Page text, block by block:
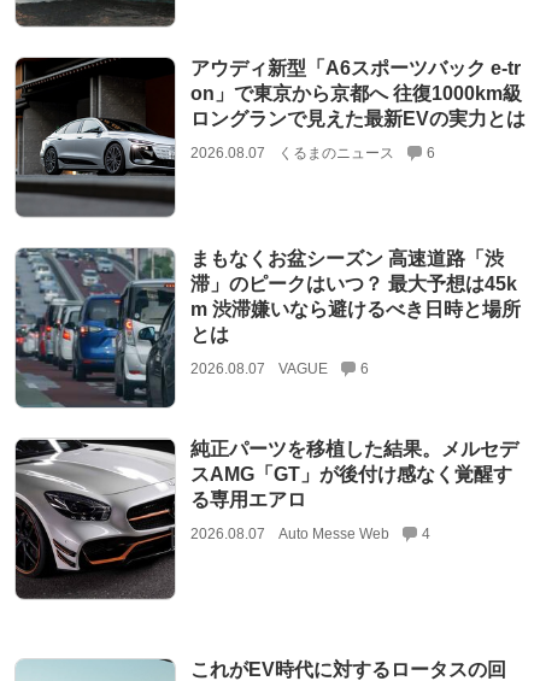
アウディ新型「A6スポーツバック e-tr
on」で東京から京都へ 往復1000km級
ロングランで見えた最新EVの実力とは
2026.08.07 くるまのニュース 6
まもなくお盆シーズン 高速道路「渋
滞」のピークはいつ？ 最大予想は45k
m 渋滞嫌いなら避けるべき日時と場所
とは
2026.08.07 VAGUE 6
純正パーツを移植した結果。メルセデ
スAMG「GT」が後付け感なく覚醒す
る専用エアロ
2026.08.07 Auto Messe Web 4
これがEV時代に対するロータスの回